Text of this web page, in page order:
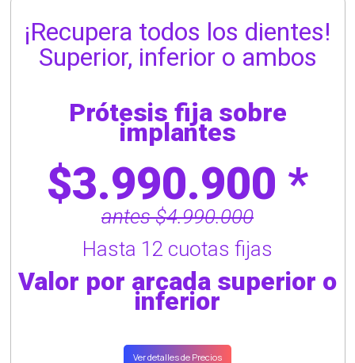
¡Recupera todos los dientes!
Superior, inferior o ambos
Prótesis fija sobre
implantes
$3.990.900 *
antes $4.990.000
Hasta 12 cuotas fijas
Valor por arcada superior o
inferior
Ver detalles de Precios